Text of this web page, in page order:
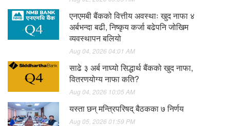
एनएमबी बैंकको वित्तीय अवस्थाः खुद नाफा ४
अर्बभन्दा बढी, निष्कृय कर्जा बढेपनि जोखिम
व्यवस्थापन बलियो
Aug 04, 2026 04:01 AM
साढे ३ अर्ब नाघ्यो सिद्धार्थ बैंकको खुद नाफा,
वितरणयोग्य नाफा कति?
Aug 04, 2026 10:05 AM
यस्ता छन् मन्त्रिपरिषद् बैठकका ७ निर्णय
Aug 05, 2026 01:59 PM